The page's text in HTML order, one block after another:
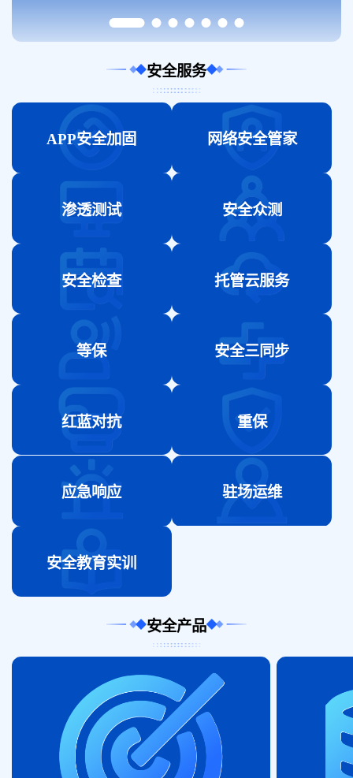
安全服务
APP安全加固 网络安全管家
渗透测试 安全众测
安全检查 托管云服务
等保 安全三同步
红蓝对抗 重保
应急响应 驻场运维
安全教育实训
安全产品